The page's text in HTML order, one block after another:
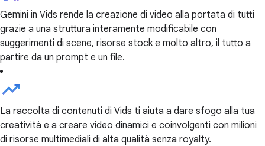
Gemini in Vids rende la creazione di video alla portata di tutti
grazie a una struttura interamente modificabile con
suggerimenti di scene, risorse stock e molto altro, il tutto a
partire da un prompt e un file.
La raccolta di contenuti di Vids ti aiuta a dare sfogo alla tua
creatività e a creare video dinamici e coinvolgenti con milioni
di risorse multimediali di alta qualità senza royalty.